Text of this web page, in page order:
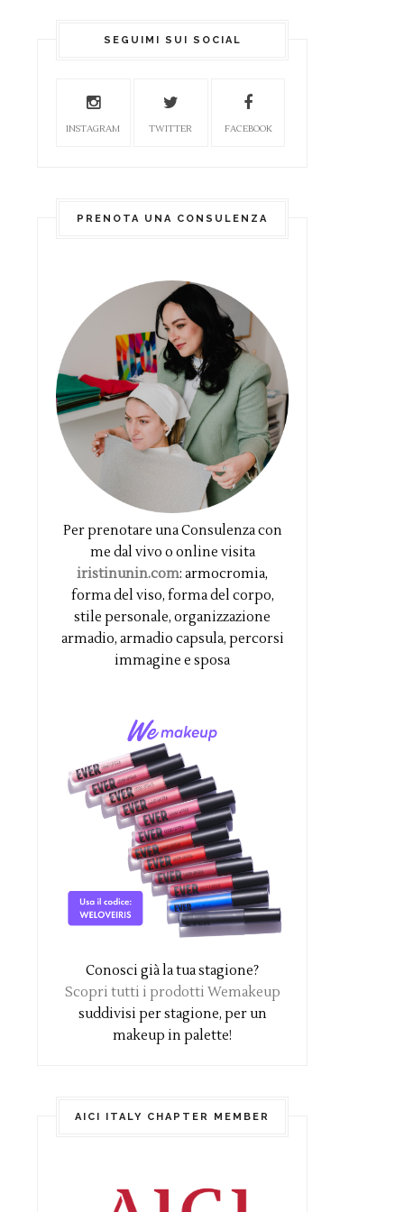
SEGUIMI SUI SOCIAL
INSTAGRAM TWITTER FACEBOOK
PRENOTA UNA CONSULENZA
Per prenotare una Consulenza con
me dal vivo o online visita
iristinunin.com: armocromia,
forma del viso, forma del corpo,
stile personale, organizzazione
armadio, armadio capsula, percorsi
immagine e sposa
Conosci già la tua stagione?
Scopri tutti i prodotti Wemakeup
suddivisi per stagione, per un
makeup in palette!
AICI ITALY CHAPTER MEMBER